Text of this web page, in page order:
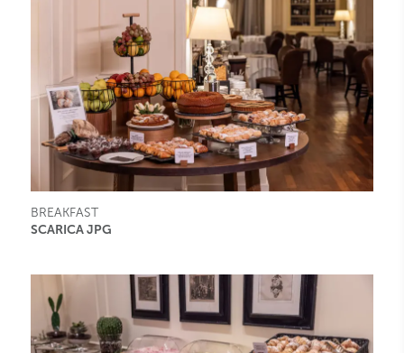
BREAKFAST
SCARICA JPG